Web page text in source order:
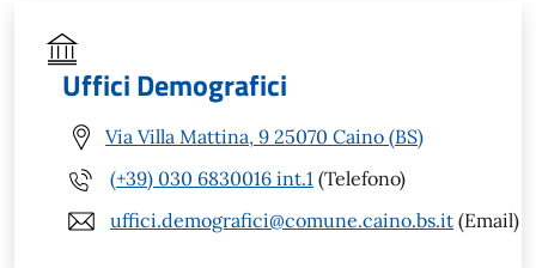
Uffici Demografici
Via Villa Mattina, 9 25070 Caino (BS)
(+39) 030 6830016 int.1 (Telefono)
uffici.demografici@comune.caino.bs.it (Email)